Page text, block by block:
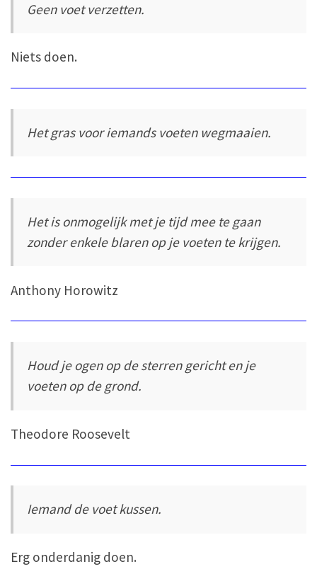
Geen voet verzetten.
Niets doen.
Het gras voor iemands voeten wegmaaien.
Het is onmogelijk met je tijd mee te gaan
zonder enkele blaren op je voeten te krijgen.
Anthony Horowitz
Houd je ogen op de sterren gericht en je
voeten op de grond.
Theodore Roosevelt
Iemand de voet kussen.
Erg onderdanig doen.